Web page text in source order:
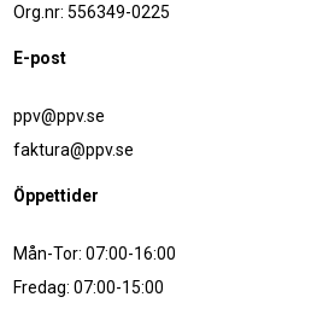
Org.nr: 556349-0225
E-post
ppv@ppv.se
faktura@ppv.se
Öppettider
Mån-Tor: 07:00-16:00
Fredag: 07:00-15:00